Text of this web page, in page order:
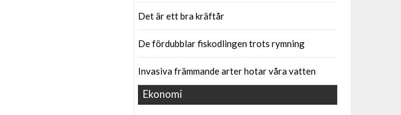
Det är ett bra kräftår
De fördubblar fiskodlingen trots rymning
Invasiva främmande arter hotar våra vatten
Ekonomi